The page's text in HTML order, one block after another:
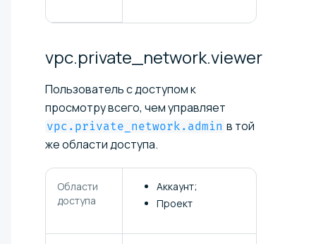
vpc.private_network.viewer
Пользователь с доступом к
просмотру всего, чем управляет
vpc.private_network.admin в той
же области доступа.
Области
доступа
Аккаунт;
Проект